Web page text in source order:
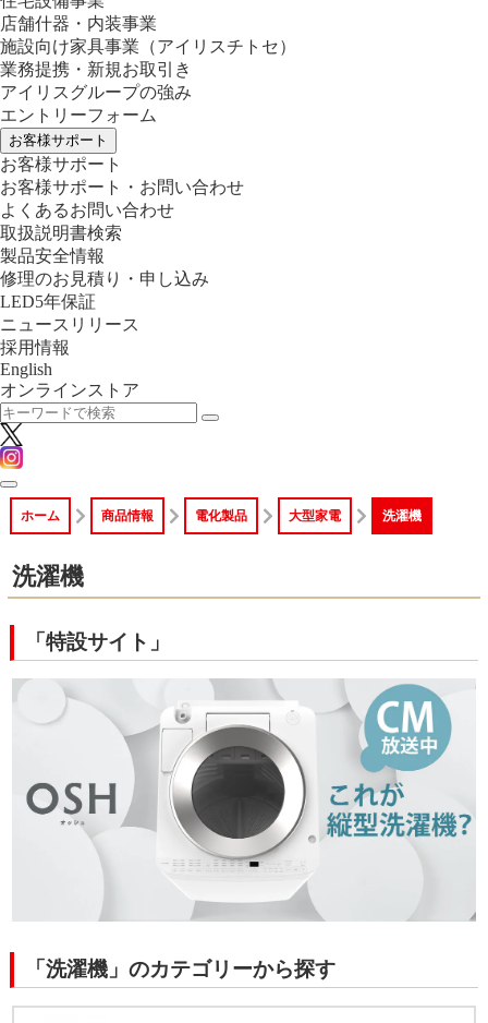
店舗什器・内装事業
施設向け家具事業 （アイリスチトセ）
業務提携・新規お取引き
アイリスグループの強み
エントリーフォーム
お客様サポート
お客様サポート
お客様サポート・お問い合わせ
よくあるお問い合わせ
取扱説明書検索
製品安全情報
修理のお見積り・申し込み
LED5年保証
ニュースリリース
採用情報
English
オンラインストア
ホーム 商品情報 電化製品 大型家電 洗濯機
洗濯機
「特設サイト」
「洗濯機」のカテゴリーから探す